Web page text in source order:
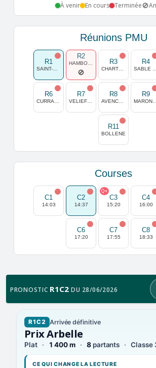
À venir En cours Terminée🚫
Réunions PMU
R1
R2
R3 R4
R6 R7 R8 R9
R11
BOLLENE
Courses
C1
14:03
C2
14:37
C3
15:20
Q+
C4
16:00
C6
17:20
C7
17:55
C8
18:33
PRONOSTIC R1C2 DU 28/06/2026
R1C2 Arrivée définitive
Prix Arbelle
Plat 1 400 m 8partants Classe
CE QUI CHANGE LA LECTURE